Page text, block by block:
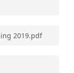
2019.pdf